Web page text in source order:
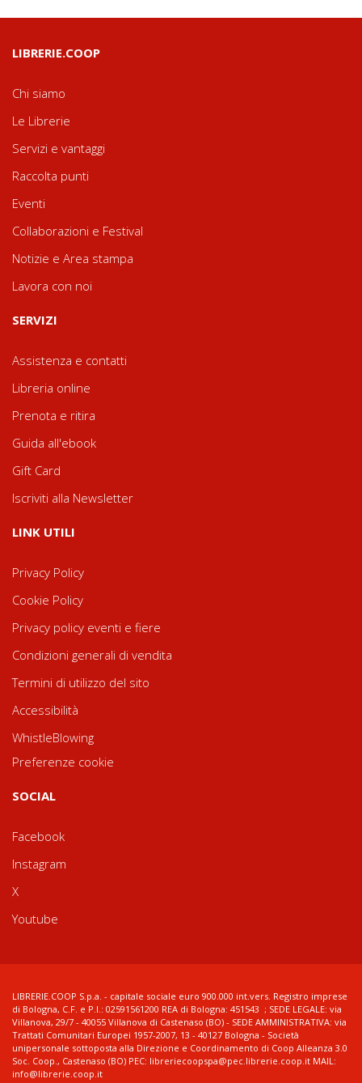
LIBRERIE.COOP
Chi siamo
Le Librerie
Servizi e vantaggi
Raccolta punti
Eventi
Collaborazioni e Festival
Notizie e Area stampa
Lavora con noi
SERVIZI
Assistenza e contatti
Libreria online
Prenota e ritira
Guida all'ebook
Gift Card
Iscriviti alla Newsletter
LINK UTILI
Privacy Policy
Cookie Policy
Privacy policy eventi e fiere
Condizioni generali di vendita
Termini di utilizzo del sito
Accessibilità
WhistleBlowing
Preferenze cookie
SOCIAL
Facebook
Instagram
X
Youtube
LIBRERIE.COOP S.p.a. - capitale sociale euro 900.000 int.vers. Registro imprese
di Bologna, C.F. e P.I.: 02591561200 REA di Bologna: 451543 ; SEDE LEGALE: via
Villanova, 29/7 - 40055 Villanova di Castenaso (BO) - SEDE AMMINISTRATIVA: via
Trattati Comunitari Europei 1957-2007, 13 - 40127 Bologna - Società
unipersonale sottoposta alla Direzione e Coordinamento di Coop Alleanza 3.0
Soc. Coop., Castenaso (BO) PEC: libreriecoopspa@pec.librerie.coop.it MAIL:
info@librerie.coop.it